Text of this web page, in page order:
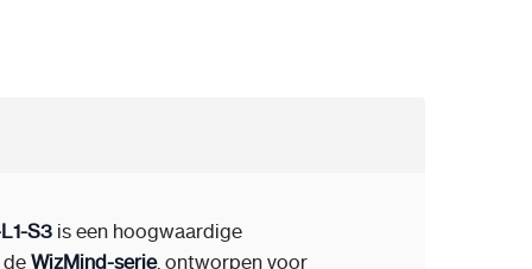
S3 is een hoogwaardige
WizMind-serie, ontworpen voor